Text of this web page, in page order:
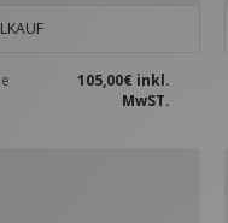
105,00€ inkl.
MwST.